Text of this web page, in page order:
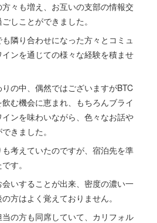
々も増え、お互いの支部の情報交
しことができました。
隣り合わせになった方々とコミュ
ンを通じての様々な経験を積ませ
の中、偶然ではございますがBTC
む機会に恵まれ、もちろんブライ
ンを味わいながら、色々なお話や
きました。
考えていたのですが、宿泊先を準
す。
いすることが出来、密度の濃い一
方はよく覚えておりません。
の方も同席していて、カリフォル